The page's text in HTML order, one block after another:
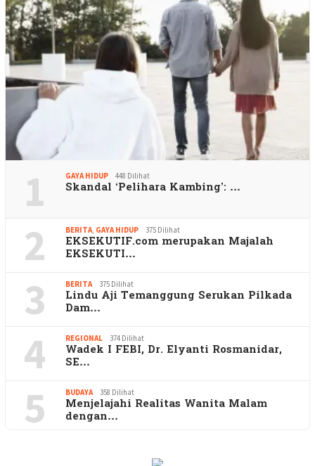
1 GAYA HIDUP 448 Dilihat
Skandal ‘Pelihara Kambing’: …
2 BERITA, GAYA HIDUP 375 Dilihat
EKSEKUTIF.com merupakan Majalah
EKSEKUTI…
3 BERITA 375 Dilihat
Lindu Aji Temanggung Serukan Pilkada
Dam…
4 REGIONAL 374 Dilihat
Wadek I FEBI, Dr. Elyanti Rosmanidar,
SE…
5 BUDAYA 358 Dilihat
Menjelajahi Realitas Wanita Malam
dengan…